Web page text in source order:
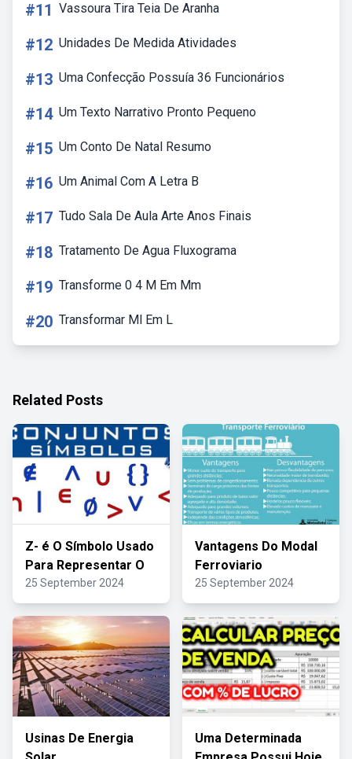
#11 Vassoura Tira Teia De Aranha
#12 Unidades De Medida Atividades
#13 Uma Confecção Possuía 36 Funcionários
#14 Um Texto Narrativo Pronto Pequeno
#15 Um Conto De Natal Resumo
#16 Um Animal Com A Letra B
#17 Tudo Sala De Aula Arte Anos Finais
#18 Tratamento De Agua Fluxograma
#19 Transforme 0 4 M Em Mm
#20 Transformar Ml Em L
Related Posts
Z- é O Símbolo Usado
Para Representar O
25 September 2024
Vantagens Do Modal
Ferroviario
25 September 2024
Usinas De Energia
Uma Determinada